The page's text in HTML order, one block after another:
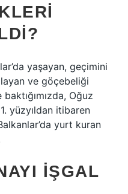
yaşayan, geçimini
ve göçebeliği
Oğuz
yüzyıldan itibaren
yurt kuran
IŞGAL